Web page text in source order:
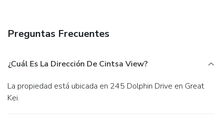
Featured amenities include laundry facilities, a safe deposit
parking is available onsite.
Preguntas Frecuentes
¿Cuál Es La Dirección De Cintsa View?
La propiedad está ubicada en 245 Dolphin Drive en Great
Kei.